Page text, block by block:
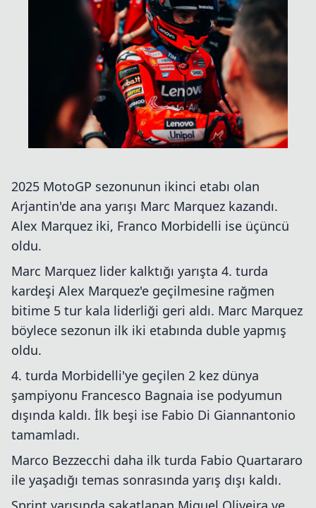
2025 MotoGP sezonunun ikinci etabı olan
Arjantin'de ana yarışı Marc Marquez kazandı.
Alex Marquez iki, Franco Morbidelli ise üçüncü
oldu.
Marc Marquez lider kalktığı yarışta 4. turda
kardeşi Alex Marquez'e geçilmesine rağmen
bitime 5 tur kala liderliği geri aldı. Marc Marquez
böylece sezonun ilk iki etabında duble yapmış
oldu.
4. turda Morbidelli'ye geçilen 2 kez dünya
şampiyonu Francesco Bagnaia ise podyumun
dışında kaldı. İlk beşi ise Fabio Di Giannantonio
tamamladı.
Marco Bezzecchi daha ilk turda Fabio Quartararo
ile yaşadığı temas sonrasında yarış dışı kaldı.